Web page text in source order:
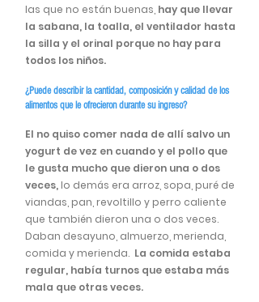
las que no están buenas, hay que llevar
la sabana, la toalla, el ventilador hasta
la silla y el orinal porque no hay para
todos los niños.
¿Puede describir la cantidad, composición y calidad de los
alimentos que le ofrecieron durante su ingreso?
El no quiso comer nada de allí salvo un
yogurt de vez en cuando y el pollo que
le gusta mucho que dieron una o dos
veces, lo demás era arroz, sopa, puré de
viandas, pan, revoltillo y perro caliente
que también dieron una o dos veces.
Daban desayuno, almuerzo, merienda,
comida y merienda. La comida estaba
regular, había turnos que estaba más
mala que otras veces.